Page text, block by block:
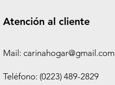
Atención al cliente
Mail: carinahogar@gmail.com
Teléfono: (0223) 489-2829